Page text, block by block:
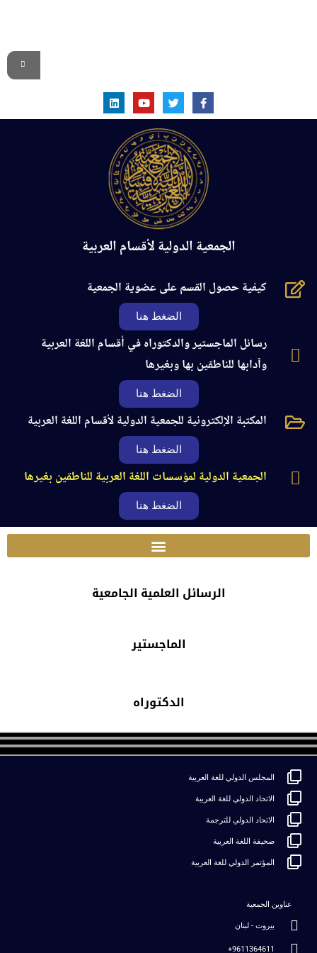
الجمعية الدولية لأقسام العربية
كيفية حصول القسم على عضوية الجمعية
الضغط هنا
رسائل الماجستير والدكتوراه في أقسام اللغة العربية
وآدابها للناطقين بها وبغيرها
الضغط هنا
المكتبة الإلكترونية للجمعية الدولية لأقسام اللغة العربية
الضغط هنا
الجمعية الدولية لمؤسسات اللغة العربية للناطقين بغيرها
الضغط هنا
الرسائل العلمية الجامعية
الماجستير
الدكتوراه
المجلس الدولي للغة العربية
الاتحاد الدولي للغة العربية
الاتحاد الدولي للترجمة
صحيفة اللغة العربية
المؤتمر الدولي للغة العربية
عناوين الجمعية
بيروت - لبنان
9611364611+